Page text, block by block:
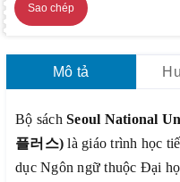
Sao chép
Mô tả
Bộ sách Seoul National
플러스) là giáo trình học
dục Ngôn ngữ thuộc Đại